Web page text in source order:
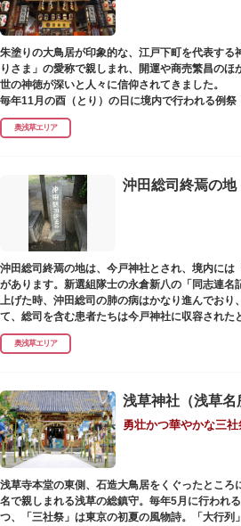
朱塗りの大鳥居が印象的な、江戸下町を代表する
りさま」の愛称で親しまれ、開運や商売繁昌のほ
世の神徳が深いと人々に信仰されてきました。
毎年11月の酉（とり）の日に境内で行われる例祭
として有名。福をかきこむと言われる熊手をはじ
ど、色とりどりの縁起物を買い求める人たちで賑
なでる場所によって異なるご利益を授かるとい
気。ふっくらとした優しい顔立ちのおかめは「お
く幸せを招く女性の象徴という事から長年親しま
ご祭神としては天日鷲命（あめのひわしのみこと
るのみこと）の他、浅草名所七福神のひとつとし
れています。
奥浅草エリア
沖田総司終焉の地
沖田総司終焉の地は、今戸神社とされ、境内には
があります。新選組隊士の永倉新八の「同志連名
上げた時、沖田総司の肺の病はかなり進んでおり
て、総司を含む患者たちは今戸神社に収容された
奥浅草エリア
勇壮かつ華やかな三
浅草寺本堂の東側、石造大鳥居をくぐったところ
名で親しまれる浅草の総鎮守。毎年5月に行われ
つ、「三社祭」は東京の初夏の風物詩。「大行列